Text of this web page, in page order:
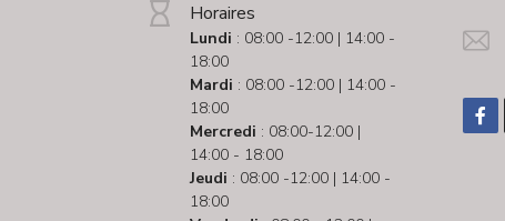
Horaires
Lundi : 08:00 -12:00 | 14:00 -
18:00
Mardi : 08:00 -12:00 | 14:00 -
18:00
Mercredi : 08:00-12:00 |
14:00 - 18:00
Jeudi : 08:00 -12:00 | 14:00 -
18:00